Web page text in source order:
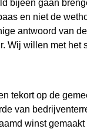
gaan
en niet de
antwoord van
Wij willen met
tekort op de
van
winst